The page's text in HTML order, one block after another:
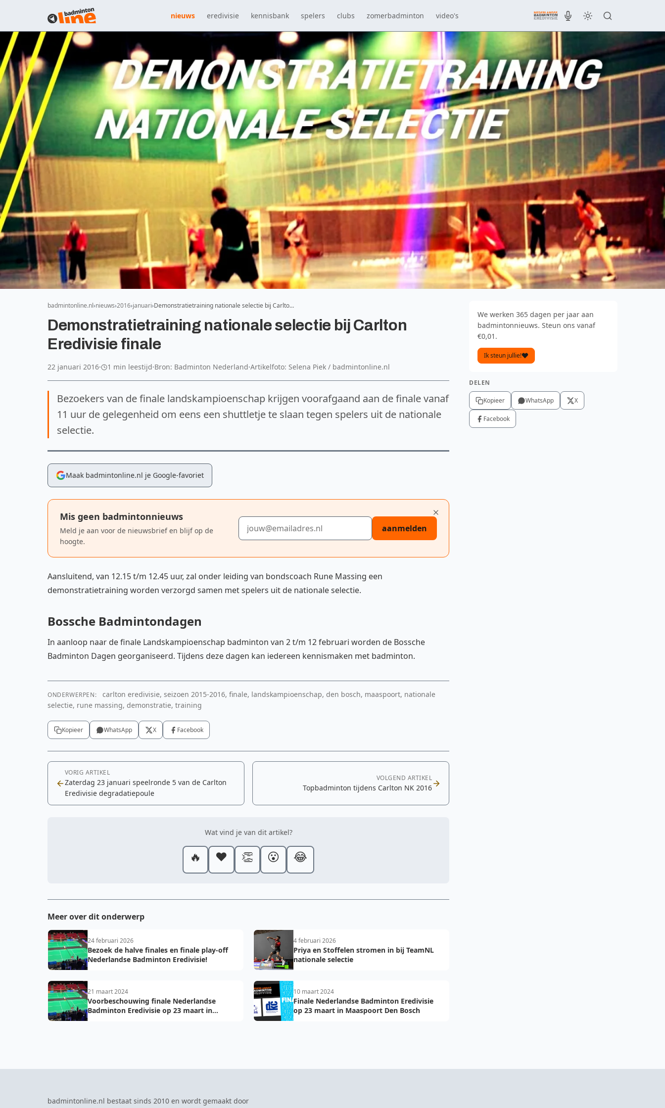
nieuws eredivisie kennisbank spelers clubs zomerbadminton video's
badmintonline.nl nieuws 2016 januari Demonstratietraining nationale selectie bij Carlto…
Demonstratietraining nationale selectie bij Carlton
Eredivisie finale
22 januari 2016· 1 min leestijd·Bron: Badminton Nederland·Artikelfoto: Selena Piek / badmintonline.nl
Bezoekers van de finale landskampioenschap krijgen voorafgaand aan de finale vanaf
11 uur de gelegenheid om eens een shuttletje te slaan tegen spelers uit de nationale
selectie.
Maak badmintonline.nl je Google-favoriet
Mis geen badmintonnieuws
Meld je aan voor de nieuwsbrief en blijf op de
hoogte.
E-mailadres
aanmelden
Aansluitend, van 12.15 t/m 12.45 uur, zal onder leiding van bondscoach Rune Massing een
demonstratietraining worden verzorgd samen met spelers uit de nationale selectie.
Bossche Badmintondagen
In aanloop naar de finale Landskampioenschap badminton van 2 t/m 12 februari worden de Bossche
Badminton Dagen georganiseerd. Tijdens deze dagen kan iedereen kennismaken met badminton.
ONDERWERPEN:
carlton eredivisie, seizoen 2015-2016, finale, landskampioenschap, den bosch, maaspoort, nationale
selectie, rune massing, demonstratie, training
Kopieer WhatsApp X Facebook
VORIG ARTIKEL
Zaterdag 23 januari speelronde 5 van de Carlton
Eredivisie degradatiepoule
VOLGEND ARTIKEL
Topbadminton tijdens Carlton NK 2016
Wat vind je van dit artikel?
🔥 ❤️ 👏 😮 😂
Meer over dit onderwerp
24 februari 2026
Bezoek de halve finales en finale play-off
Nederlandse Badminton Eredivisie!
4 februari 2026
Priya en Stoffelen stromen in bij TeamNL
nationale selectie
21 maart 2024
Voorbeschouwing finale Nederlandse
Badminton Eredivisie op 23 maart in
10 maart 2024
Finale Nederlandse Badminton Eredivisie
op 23 maart in Maaspoort Den Bosch
We werken 365 dagen per jaar aan
badmintonnieuws. Steun ons vanaf
€0,01.
Ik steun jullie!
DELEN
Kopieer WhatsApp X
Facebook
badmintonline.nl bestaat sinds 2010 en wordt gemaakt door